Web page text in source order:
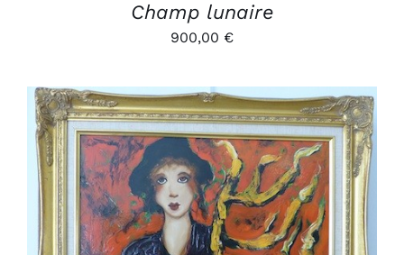
Champ lunaire
900,00 €